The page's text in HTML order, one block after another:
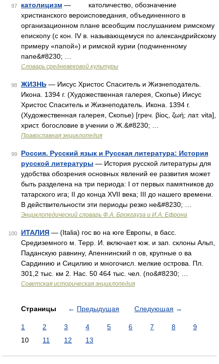
97 католицизм — католичество, обозначение
христианского вероисповедания, объединенного в
организационном плане всеобщим послушанием римскому
епископу (с кон. IV в. называющемуся по александрийскому
примеру «папой») и римской курии (подчиненному
папе&#8230; …
Словарь средневековой культуры
98 ЖИЗНЬ — Иисус Христос Спаситель и Жизнеподатель.
Икона. 1394 г. (Художественная галерея, Скопье) Иисус
Христос Спаситель и Жизнеподатель. Икона. 1394 г.
(Художественная галерея, Скопье) [греч. βίος, ζωή; лат. vita],
христ. богословие в учении о Ж.&#8230; …
Православная энциклопедия
99
Россия. Русский язык и Русская литература: История
русской литературы — История русской литературы для
удобства обозрения основных явлений ее развития может
быть разделена на три периода: I от первых памятников до
татарского ига; II до конца XVII века; III до нашего времени.
В действительности эти периоды резко не&#8230; …
Энциклопедический словарь Ф.А. Брокгауза и И.А. Ефрона
100 ИТАЛИЯ — (Italia) гос во на юге Европы, в басс.
Средиземного м. Терр. И. включает юж. и зап. склоны Альп,
Паданскую равнину, Апеннинский п ов, крупные о ва
Сардинию и Сицилию и многочисл. мелкие острова. Пл.
301,2 тыс. км 2. Нас. 50 464 тыс. чел. (по&#8230; …
Советская историческая энциклопедия
Страницы ← Предыдущая Следующая →
1 2 3 4 5 6 7 8
9
10
11 12 13